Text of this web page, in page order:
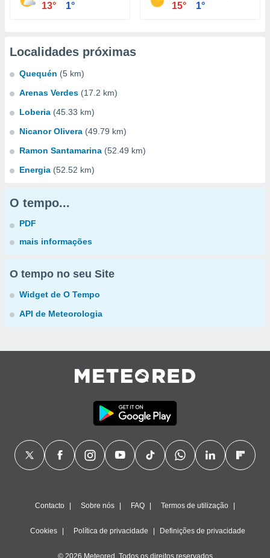
13° 1° 15° 1°
Localidades próximas
Quequén (5 km)
Arenas Verdes (17.2 km)
Loberia (45.33 km)
Nicanor Olivera (49.79 km)
Ramon Santamarina (52.49 km)
Energia (52.52 km)
O tempo...
PDF
mais informações
O tempo no seu Site
Widget de O Tempo
API de Meteorologia
Contacto Sobre nós FAQ Termos de utilização
Cookies Política de privacidade Definições de privacidade
© 2026 Meteored. Todos os direitos reservados